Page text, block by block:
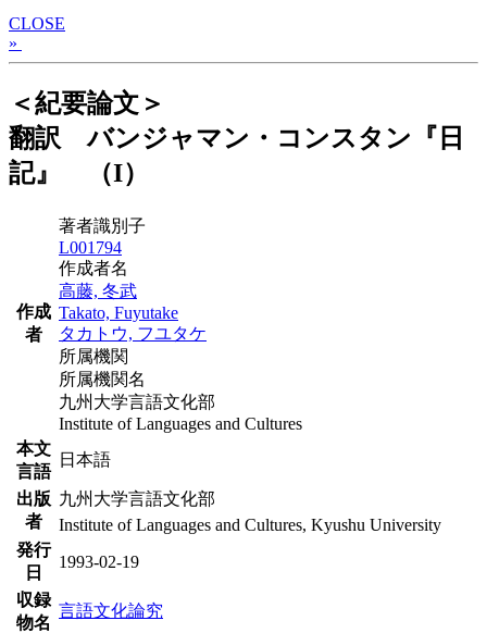
CLOSE
»
＜紀要論文＞
翻訳 バンジャマン・コンスタン『日
記』 （I）
作成
者
著者識別子
L001794
作成者名
高藤, 冬武
Takato, Fuyutake
タカトウ, フユタケ
所属機関
所属機関名
九州大学言語文化部
Institute of Languages and Cultures
本文
言語
日本語
出版
者
九州大学言語文化部
Institute of Languages and Cultures, Kyushu University
発行
日
1993-02-19
収録
物名
言語文化論究